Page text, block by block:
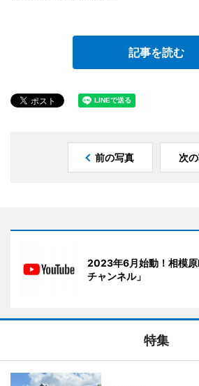
記事を読む
前の写真 次
2023年6月始動！相模
チャンネル」
特集